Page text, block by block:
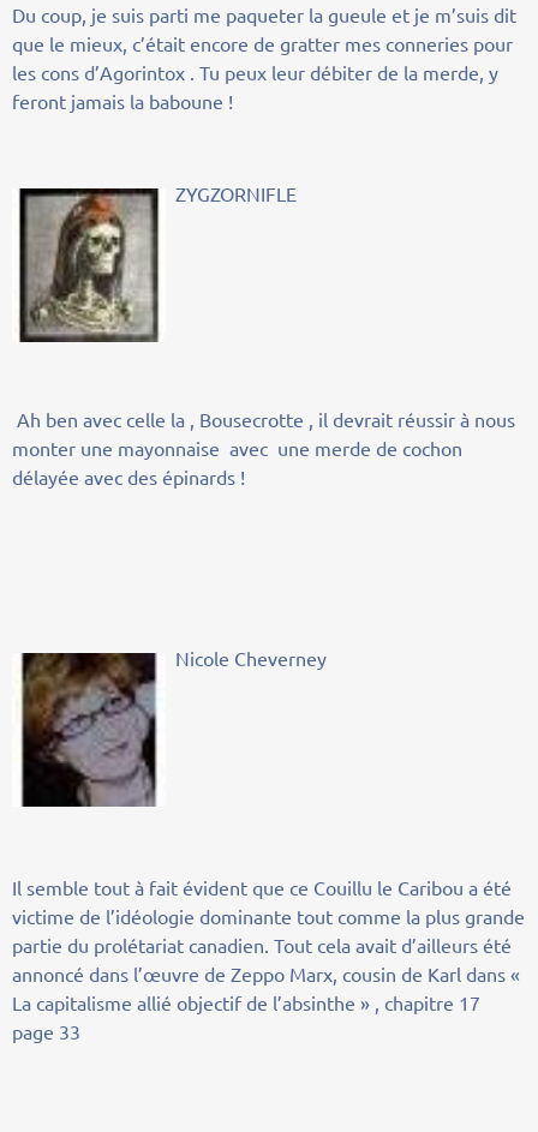
Du coup, je suis parti me paqueter la gueule et je m’suis dit
que le mieux, c’était encore de gratter mes conneries pour
les cons d’Agorintox . Tu peux leur débiter de la merde, y
feront jamais la baboune !
ZYGZORNIFLE
Ah ben avec celle la , Bousecrotte , il devrait réussir à nous
monter une mayonnaise avec une merde de cochon
délayée avec des épinards !
Nicole Cheverney
Il semble tout à fait évident que ce Couillu le Caribou a été
victime de l’idéologie dominante tout comme la plus grande
partie du prolétariat canadien. Tout cela avait d’ailleurs été
annoncé dans l’œuvre de Zeppo Marx, cousin de Karl dans «
La capitalisme allié objectif de l’absinthe » , chapitre 17
page 33